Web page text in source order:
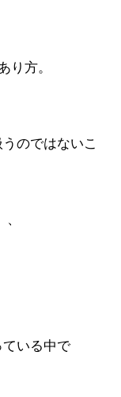
方。
のではないこ
いる中で